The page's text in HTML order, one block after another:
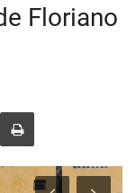
Floriano